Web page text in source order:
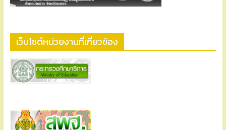
เว็บไซต์หน่วยงานที่เกี่ยวข้อง